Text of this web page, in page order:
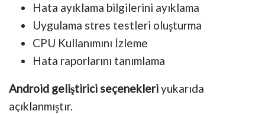
Hata ayıklama bilgilerini ayıklama
Uygulama stres testleri oluşturma
CPU Kullanımını İzleme
Hata raporlarını tanımlama
Android geliştirici seçenekleriyukarıda
açıklanmıştır.